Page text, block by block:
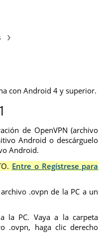
›
con Android 4 y superior.
de OpenVPN (archivo
Android o descárguelo
Android.
Entre o Regístrese para
.ovpn de la PC a un
la PC. Vaya a la carpeta
.ovpn, haga clic derecho